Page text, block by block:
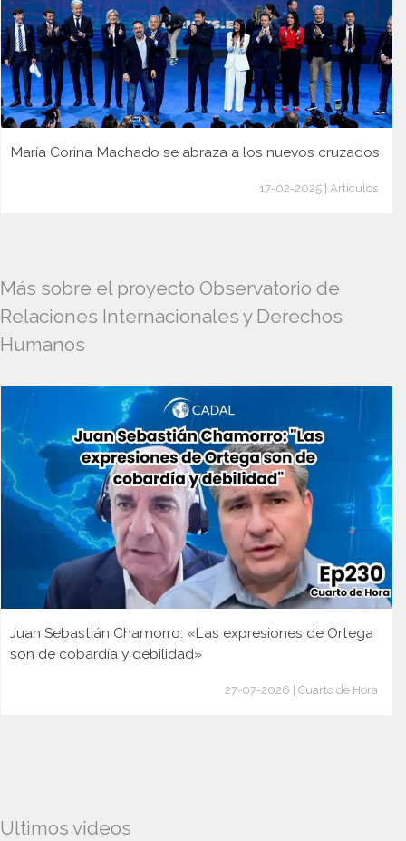
María Corina Machado se abraza a los nuevos cruzados
17-02-2025 | Artículos
Más sobre el proyecto Observatorio de
Relaciones Internacionales y Derechos
Humanos
Juan Sebastián Chamorro: «Las expresiones de Ortega
son de cobardía y debilidad»
27-07-2026 | Cuarto de Hora
Ultimos videos